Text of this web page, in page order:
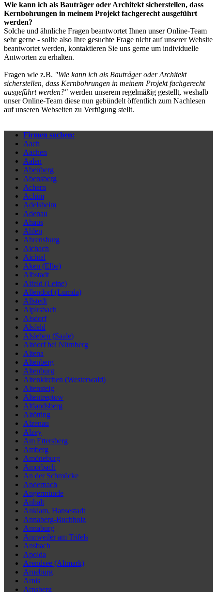
Wie kann ich als Bauträger oder Architekt sicherstellen, dass
Kernbohrungen in meinem Projekt fachgerecht ausgeführt
werden?
Solche und ähnliche Fragen beantwortet Ihnen unser Online-Team
sehr gerne - sollte also Ihre gesuchte Frage nicht auf unserer Website
beantwortet werden, kontaktieren Sie uns gerne um individuelle
Antworten zu erhalten.
Fragen wie z.B. "Wie kann ich als Bauträger oder Architekt
sicherstellen, dass Kernbohrungen in meinem Projekt fachgerecht
ausgeführt werden?" werden unserem regelmäßig gestellt, weshalb
unser Online-Team diese nun gebündelt öffentlich zum Nachlesen
auf unseren Webseiten zu Verfügung stellt.
Firmen suchen:
Aach
Aachen
Aalen
Abenberg
Abensberg
Achern
Achim
Adelsheim
Adenau
Ahaus
Ahlen
Ahrensburg
Aichach
Aichtal
Aken (Elbe)
Albstadt
Alfeld (Leine)
Allendorf (Lumda)
Allstedt
Alpirsbach
Alsdorf
Alsfeld
Alsleben (Saale)
Altdorf bei Nürnberg
Altena
Altenberg
Altenburg
Altenkirchen (Westerwald)
Altensteig
Altentreptow
Altlandsberg
Altötting
Alzenau
Alzey
Am Ettersberg
Amberg
Amöneburg
Amorbach
An der Schmücke
Andernach
Angermünde
Anhalt
Anklam, Hansestadt
Annaberg-Buchholz
Annaburg
Annweiler am Trifels
Ansbach
Apolda
Arendsee (Altmark)
Arneburg
Arnis
Arnsberg